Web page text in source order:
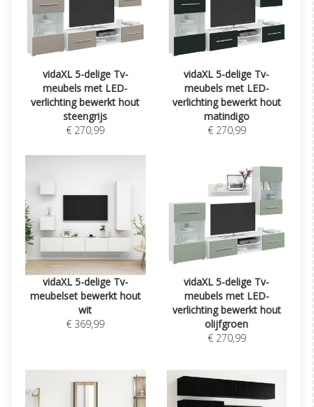
vidaXL 5-delige Tv-
meubels met LED-
verlichting bewerkt hout
steengrijs
€ 270,99
vidaXL 5-delige Tv-
meubels met LED-
verlichting bewerkt hout
matindigo
€ 270,99
vidaXL 5-delige Tv-
meubelset bewerkt hout
wit
€ 369,99
vidaXL 5-delige Tv-
meubels met LED-
verlichting bewerkt hout
olijfgroen
€ 270,99